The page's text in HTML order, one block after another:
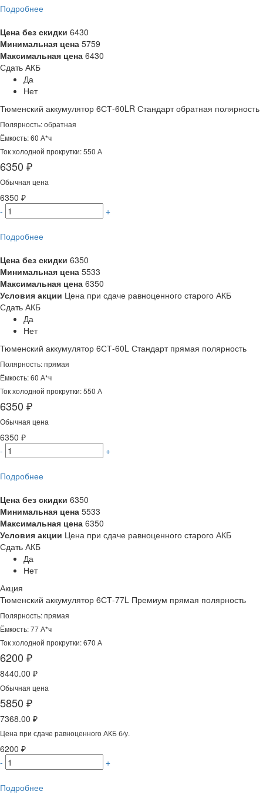
Подробнее
Цена без скидки 6430
Минимальная цена 5759
Максимальная цена 6430
Сдать АКБ
Да
Нет
Тюменский аккумулятор 6СТ-60LR Стандарт обратная полярность
Полярность: обратная
Ёмкость: 60 А*ч
Ток холодной прокрутки: 550 А
6350 ₽
Обычная цена
6350 ₽
-
+
Подробнее
Цена без скидки 6350
Минимальная цена 5533
Максимальная цена 6350
Условия акции Цена при сдаче равноценного старого АКБ
Сдать АКБ
Да
Нет
Тюменский аккумулятор 6СТ-60L Стандарт прямая полярность
Полярность: прямая
Ёмкость: 60 А*ч
Ток холодной прокрутки: 550 А
6350 ₽
Обычная цена
6350 ₽
-
+
Подробнее
Цена без скидки 6350
Минимальная цена 5533
Максимальная цена 6350
Условия акции Цена при сдаче равноценного старого АКБ
Сдать АКБ
Да
Нет
Акция
Тюменский аккумулятор 6СТ-77L Премиум прямая полярность
Полярность: прямая
Ёмкость: 77 А*ч
Ток холодной прокрутки: 670 А
6200 ₽
8440.00 ₽
Обычная цена
5850 ₽
7368.00 ₽
Цена при сдаче равноценного АКБ б/у.
6200 ₽
-
+
Подробнее